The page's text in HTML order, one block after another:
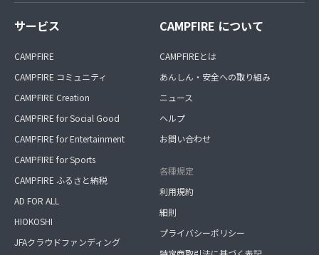
サービス
CAMPFIRE
CAMPFIRE コミュニティ
CAMPFIRE Creation
CAMPFIRE for Social Good
CAMPFIRE for Entertainment
CAMPFIRE for Sports
CAMPFIRE ふるさと納税
AD FOR ALL
HIOKOSHI
JFAクラウドファンディング
CAMPFIRE について
CAMPFIREとは
あんしん・安全への取り組み
ニュース
ヘルプ
お問い合わせ
各種規定
利用規約
細則
プライバシーポリシー